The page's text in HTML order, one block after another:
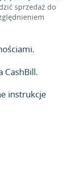
sprzedaż do
CashBill.
instrukcje